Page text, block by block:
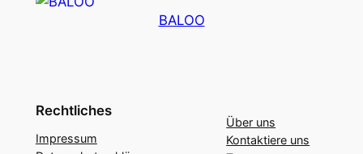
BALOO
Rechtliches
Impressum
Über uns
Kontaktiere uns